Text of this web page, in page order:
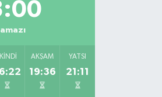
İKINDI AKŞAM
19:36
YATSI
21:11